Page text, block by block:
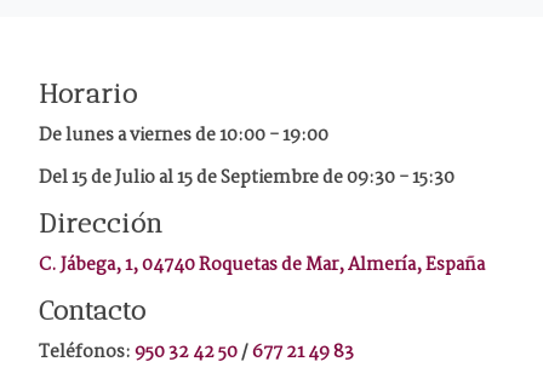
Horario
De lunes a viernes de10:00 - 19:00
Del 15 de Julio al 15 de Septiembre de 09:30 - 15:30
Dirección
C. Jábega, 1, 04740 Roquetas de Mar, Almería, España
Contacto
Teléfonos:950 32 42 50/677 21 49 83